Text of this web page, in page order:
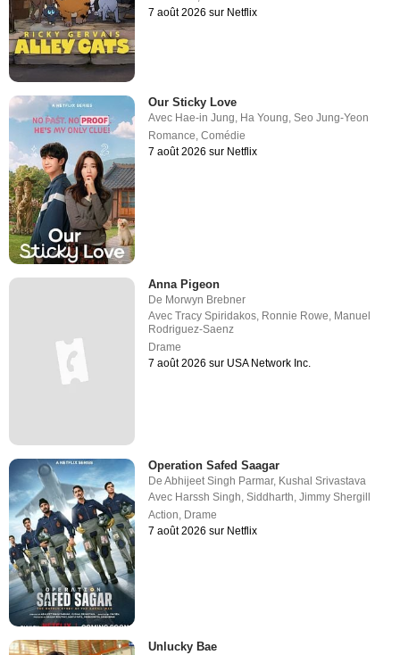
7 août 2026 sur Netflix
Our Sticky Love
Avec Hae-in Jung, Ha Young,Seo Jung-Yeon
Romance,Comédie
7 août 2026 sur Netflix
Anna Pigeon
De Morwyn Brebner
AvecTracy Spiridakos Ronnie Rowe Manuel
Rodriguez-Saenz
Drame
7 août 2026 sur USA Network Inc.
Operation Safed Saagar
DeAbhijeet Singh Parmar, Kushal Srivastava
Avec Harssh Singh,Siddharth,Jimmy Shergill
Action, Drame
7 août 2026 sur Netflix
Unlucky Bae